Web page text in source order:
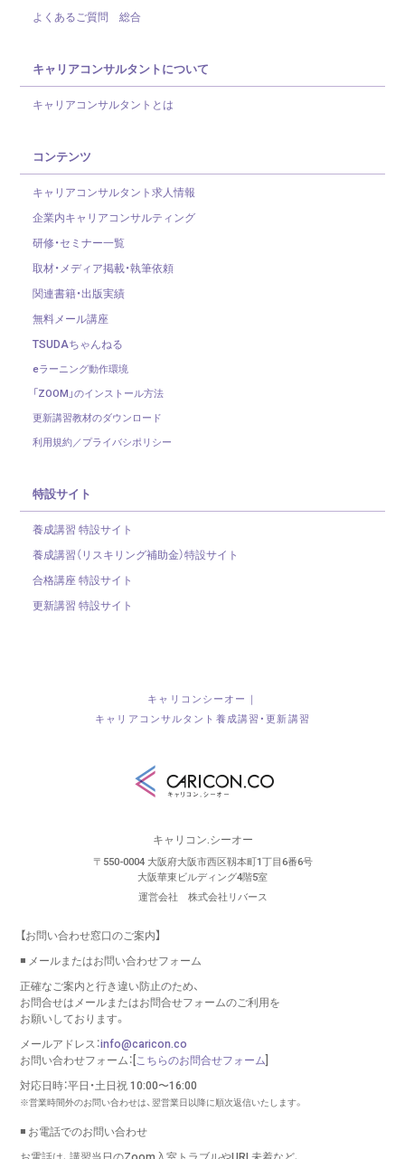
よくあるご質問 総合
キャリアコンサルタントについて
キャリアコンサルタントとは
コンテンツ
キャリアコンサルタント求人情報
企業内キャリアコンサルティング
研修・セミナー一覧
取材・メディア掲載・執筆依頼
関連書籍・出版実績
無料メール講座
TSUDAちゃんねる
eラーニング動作環境
「ZOOM」のインストール方法
更新講習教材のダウンロード
利用規約／プライバシポリシー
特設サイト
養成講習 特設サイト
養成講習（リスキリング補助金）特設サイト
合格講座 特設サイト
更新講習 特設サイト
キャリコンシーオー｜
キャリアコンサルタント養成講習・更新講習
キャリコン.シーオー
〒550-0004 大阪府大阪市西区靱本町1丁目6番6号
大阪華東ビルディング4階5室
運営会社 株式会社リバース
【お問い合わせ窓口のご案内】
◾️ メールまたはお問い合わせフォーム
正確なご案内と行き違い防止のため、
お問合せはメールまたはお問合せフォームのご利用を
お願いしております。
メールアドレス：info@caricon.co
お問い合わせフォーム：[こちらのお問合せフォーム]
対応日時：平日・土日祝 10:00〜16:00
※営業時間外のお問い合わせは、翌営業日以降に順次返信いたします。
◾️ お電話でのお問い合わせ